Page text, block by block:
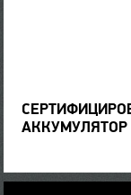
АККУМУЛЯТОР